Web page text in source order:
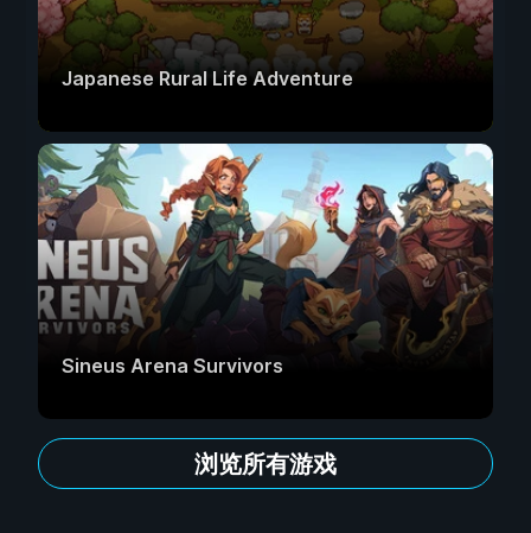
Japanese Rural Life Adventure
Sineus Arena Survivors
浏览所有游戏